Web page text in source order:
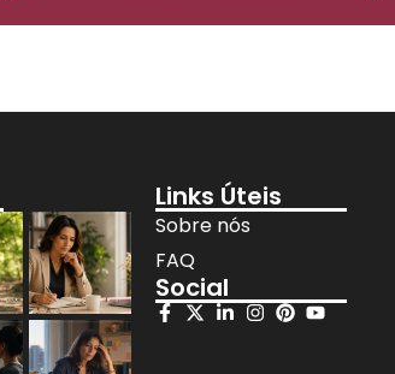
Links Úteis
Sobre nós
FAQ
Social